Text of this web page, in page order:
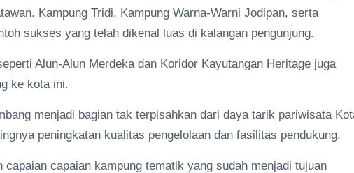
Kampung Tridi, Kampung Warna-Warni Jodipan, serta
sukses yang telah dikenal luas di kalangan pengunjung.
Alun-Alun Merdeka dan Koridor Kayutangan Heritage juga
ke kota ini.
menjadi bagian tak terpisahkan dari daya tarik pariwisata
peningkatan kualitas pengelolaan dan fasilitas pendukung.
capaian kampung tematik yang sudah menjadi tujuan